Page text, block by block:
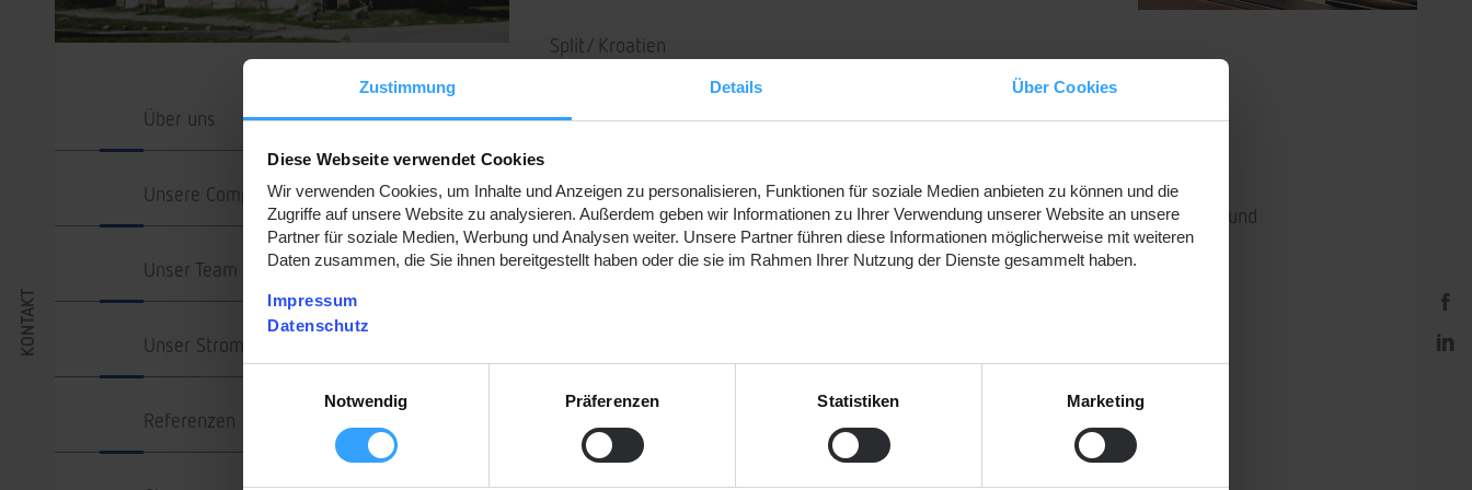
Zustimmung Details Über Cookies
Diese Webseite verwendet Cookies
Wir verwenden Cookies, um Inhalte und Anzeigen zu personalisieren, Funktionen für soziale Medien anbieten zu können und die
Zugriffe auf unsere Website zu analysieren. Außerdem geben wir Informationen zu Ihrer Verwendung unserer Website an unsere
Partner für soziale Medien, Werbung und Analysen weiter. Unsere Partner führen diese Informationen möglicherweise mit weiteren
Daten zusammen, die Sie ihnen bereitgestellt haben oder die sie im Rahmen Ihrer Nutzung der Dienste gesammelt haben.
Impressum
Datenschutz
Notwendig
Präferenzen Statistiken Marketing
KONTAKT
Über uns
Unsere Company
Unser Team
Unser Strom
Referenzen
Split/ Kroatien
Nordgröön referiert zu virtuellen Kraftwerken, regulatorischen Rahmenbedingungen und
Energiewende vor den Ministerien, Universitäten, Energieversorgern Kroatiens.